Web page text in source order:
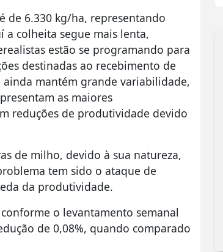
de 6.330 kg/ha, representando
a colheita segue mais lenta,
estão se programando para
destinadas ao recebimento de
mantém grande variabilidade,
as maiores
reduções de produtividade devido
de milho, devido à sua natureza,
tem sido o ataque de
da produtividade.
o levantamento semanal
de 0,08%, quando comparado